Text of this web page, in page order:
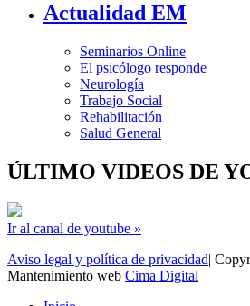
Actualidad EM
Seminarios Online
El psicólogo responde
Neurología
Trabajo Social
Rehabilitación
Salud General
ÚLTIMO VIDEOS DE
Ir al canal de youtube »
Aviso legal y política de privacidad|
Mantenimiento web Cima Digital